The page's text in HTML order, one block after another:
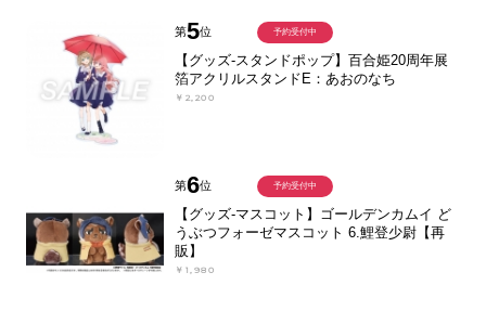
第5位
【グッズ-スタンドポップ】百合姫20周年展
箔アクリルスタンドE：あおのなち
￥2,200
予約受付中
第6位
【グッズ-マスコット】ゴールデンカムイ ど
うぶつフォーゼマスコット 6.鯉登少尉【再
販】
￥1,980
予約受付中